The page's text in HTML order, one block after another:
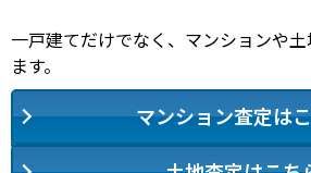
200
350 小倉(京都) 20分 59 年
一戸建てだけでなく、マンションや
ます。
マンション査定は